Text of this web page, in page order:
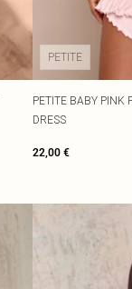
PETITE
PETITE BABY PINK
DRESS
22,00 €